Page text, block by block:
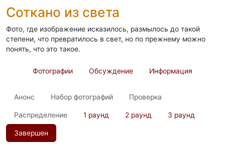
Соткано из света
Фото, где изображение исказилось, размылось до такой
степени, что превратилось в свет, но по прежнему можно
понять, что это такое.
Фотографии Обсуждение Информация
Анонс Набор фотографий Проверка
Распределение 1 раунд 2 раунд 3 раунд
Завершен